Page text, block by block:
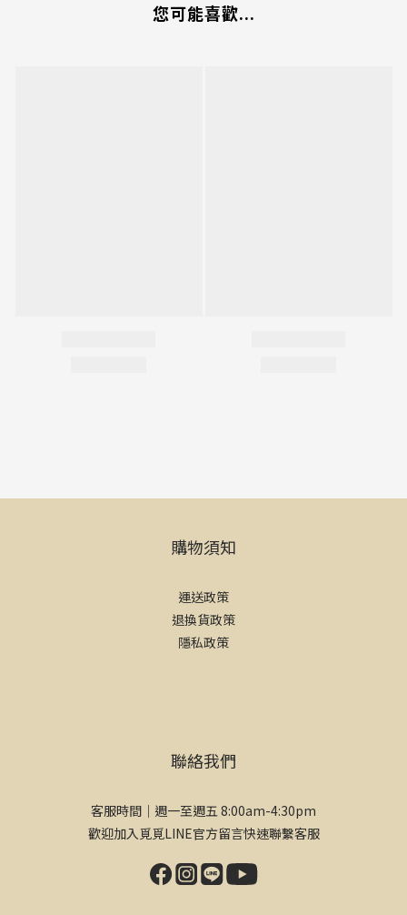
您可能喜歡...
購物須知
運送政策
退換貨政策
隱私政策
聯絡我們
客服時間｜週一至週五 8:00am-4:30pm
歡迎加入覓覓LINE官方留言快速聯繫客服